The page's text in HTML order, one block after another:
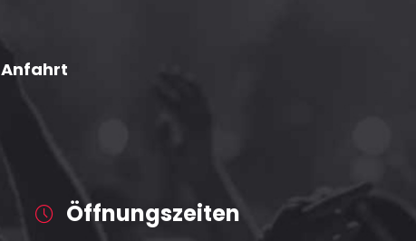
Anfahrt
Öffnungszeiten